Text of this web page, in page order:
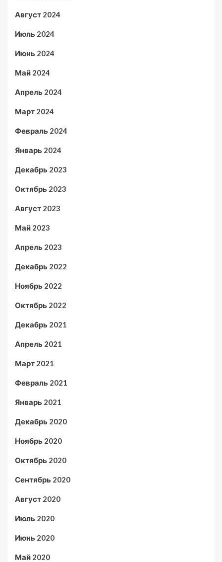
Август 2024
Июль 2024
Июнь 2024
Май 2024
Апрель 2024
Март 2024
Февраль 2024
Январь 2024
Декабрь 2023
Октябрь 2023
Август 2023
Май 2023
Апрель 2023
Декабрь 2022
Ноябрь 2022
Октябрь 2022
Декабрь 2021
Апрель 2021
Март 2021
Февраль 2021
Январь 2021
Декабрь 2020
Ноябрь 2020
Октябрь 2020
Сентябрь 2020
Август 2020
Июль 2020
Июнь 2020
Май 2020